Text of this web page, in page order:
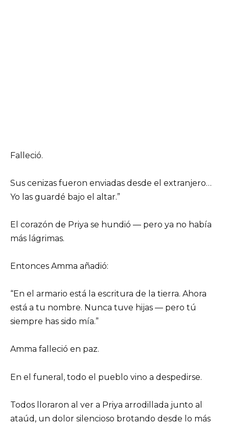
Falleció.
Sus cenizas fueron enviadas desde el extranjero…
Yo las guardé bajo el altar.”
El corazón de Priya se hundió — pero ya no había
más lágrimas.
Entonces Amma añadió:
“En el armario está la escritura de la tierra. Ahora
está a tu nombre. Nunca tuve hijas — pero tú
siempre has sido mía.”
Amma falleció en paz.
En el funeral, todo el pueblo vino a despedirse.
Todos lloraron al ver a Priya arrodillada junto al
ataúd, un dolor silencioso brotando desde lo más